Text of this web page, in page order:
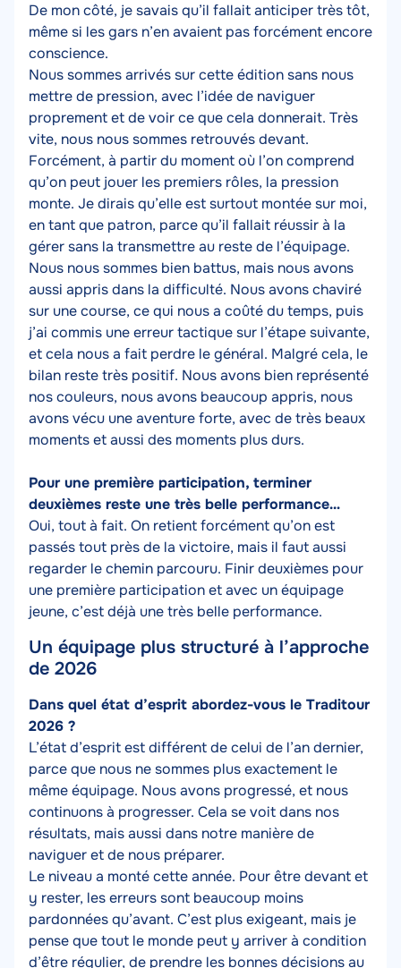
De mon côté, je savais qu’il fallait anticiper très tôt,
même si les gars n’en avaient pas forcément encore
conscience.
Nous sommes arrivés sur cette édition sans nous
mettre de pression, avec l’idée de naviguer
proprement et de voir ce que cela donnerait. Très
vite, nous nous sommes retrouvés devant.
Forcément, à partir du moment où l’on comprend
qu’on peut jouer les premiers rôles, la pression
monte. Je dirais qu’elle est surtout montée sur moi,
en tant que patron, parce qu’il fallait réussir à la
gérer sans la transmettre au reste de l’équipage.
Nous nous sommes bien battus, mais nous avons
aussi appris dans la difficulté. Nous avons chaviré
sur une course, ce qui nous a coûté du temps, puis
j’ai commis une erreur tactique sur l’étape suivante,
et cela nous a fait perdre le général. Malgré cela, le
bilan reste très positif. Nous avons bien représenté
nos couleurs, nous avons beaucoup appris, nous
avons vécu une aventure forte, avec de très beaux
moments et aussi des moments plus durs.
Pour une première participation, terminer
deuxièmes reste une très belle performance…
Oui, tout à fait. On retient forcément qu’on est
passés tout près de la victoire, mais il faut aussi
regarder le chemin parcouru. Finir deuxièmes pour
une première participation et avec un équipage
jeune, c’est déjà une très belle performance.
Un équipage plus structuré à l’approche
de 2026
Texte
Dans quel état d’esprit abordez-vous le Traditour
2026 ?
L’état d’esprit est différent de celui de l’an dernier,
parce que nous ne sommes plus exactement le
même équipage. Nous avons progressé, et nous
continuons à progresser. Cela se voit dans nos
résultats, mais aussi dans notre manière de
naviguer et de nous préparer.
Le niveau a monté cette année. Pour être devant et
y rester, les erreurs sont beaucoup moins
pardonnées qu’avant. C’est plus exigeant, mais je
pense que tout le monde peut y arriver à condition
d’être régulier, de prendre les bonnes décisions au